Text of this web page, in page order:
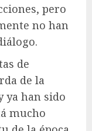
pero
no han
de
de la
ya han sido
mucho